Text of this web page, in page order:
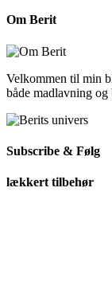
Om Berit
Velkommen til min
både madlavning og
Subscribe & Følg
lækkert tilbehør